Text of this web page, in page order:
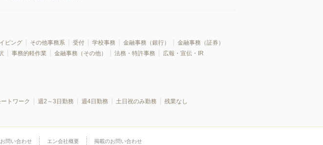
ピング その他事務系 受付 学校事務 金融事務（銀行）
金融事務（証券）
事務的軽作業 金融事務（その他） 法務・特許事務
広報・宣伝・IR
トワーク 週2～3日勤務 週4日勤務 土日祝のみ勤務
残業なし
問い合わせ エン会社概要 掲載のお問い合わせ